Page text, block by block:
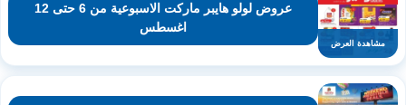
مشاهدة العرض
عروض لولو هايبر ماركت الاسبوعية من 6 حتى 12
اغسطس